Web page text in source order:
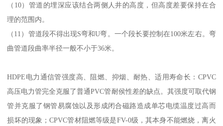
（10）管道的埋深应该结合两侧人井的高度，但高度差要保持在合
理的范围内。
（11）管道段不得出现S弯和U弯。一个段长要控制在100米左右。弯
曲管道段曲率半径一般不小于36米。
HDPE电力通信管强度高、阻燃、抑烟、耐热、适用寿命长：CPVC
高压电力管完全克服了普通PVC管耐侯性差的缺点。其强度可取代钢
管并克服了钢管易腐蚀以及形成闭合磁路造成单芯电缆温度过高而
损坏的现象；CPVC管材阻燃等级是FV-0级，其本身不能燃烧，离火